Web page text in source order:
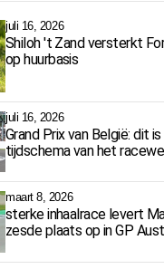
juli 16, 2026
Shiloh 't Zand versterkt
op huurbasis
juli 16, 2026
Grand Prix van België: dit
tijdschema van het
maart 8, 2026
sterke inhaalrace levert
zesde plaats op in GP